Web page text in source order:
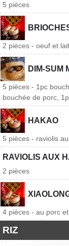
5 pièces
2 pièces - oeuf et
DIM-SUM
5 pièces - 1pc
bouchée de porc,
HAKAO
5 pièces - raviolis
RAVIOLIS AUX
2 pièces
4 pièces - au porc
RIZ